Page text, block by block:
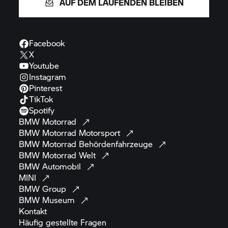
AUF DEM LAUFENDEN BLEIBEN
Facebook
X
Youtube
Instagram
Pinterest
TikTok
Spotify
BMW Motorrad
BMW Motorrad Motorsport
BMW Motorrad Behördenfahrzeuge
BMW Motorrad Welt
BMWAutomobil
MINI
BMWGroup
BMW Museum
Kontakt
Häufig gestellte Fragen